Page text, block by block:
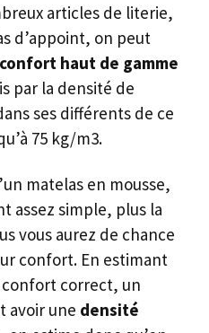
articles de literie,
d’appoint, on peut
confort haut de gamme
par la densité de
ses différents de ce
75 kg/m3.
matelas en mousse,
assez simple, plus la
vous aurez de chance
confort. En estimant
correct, un
avoir une densité